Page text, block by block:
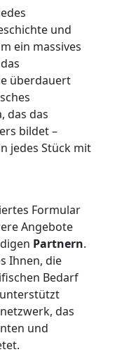
und
ein massives
überdauert
das das
bildet –
jedes Stück mit
Formular
Angebote
Partnern.
Ihnen, die
Bedarf
das
und